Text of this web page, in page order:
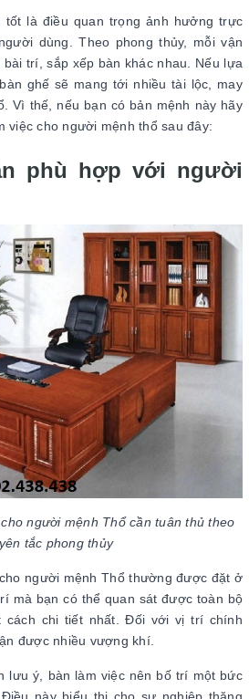
tốt là điều quan trọng ảnh hưởng trực
dùng. Theo phong thủy, mỗi vận
trí, sắp xếp bàn khác nhau. Nếu lựa
ghế sẽ mang tới nhiều tài lộc, may
Vì thế, nếu bạn có bản mệnh này hãy
việc cho người mệnh thổ sau đây:
phù hợp với người
người mệnh Thổ cần tuân thủ theo
tắc phong thủy
người mệnh Thổ thường được đặt ở
mà bạn có thể quan sát được toàn bộ
cách chi tiết nhất. Đối với vị trí chính
được nhiều vượng khí.
lưu ý, bàn làm việc nên bố trí một bức
này biểu thị cho sự nghiệp thăng